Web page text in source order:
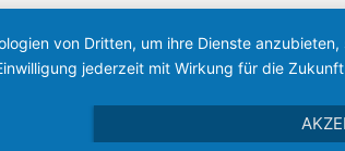
von Dritten, um ihre Dienste
jederzeit mit Wirkung für die